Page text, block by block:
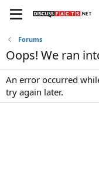
Forums
Oops! We ran
An error occurred
try again later.